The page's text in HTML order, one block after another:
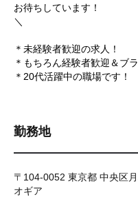
お待ちしています！
＼
＊未経験者歓迎の求人！
＊もちろん経験者歓迎＆ブ
＊20代活躍中の職場です！
勤務地
〒104-0052 東京都 中央区
オギア